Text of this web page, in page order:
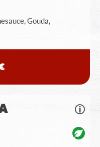
Gouda,